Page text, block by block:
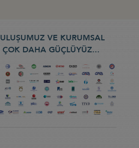
VE KURUMSAL
ÇOK DAHA GÜÇLÜYÜZ...